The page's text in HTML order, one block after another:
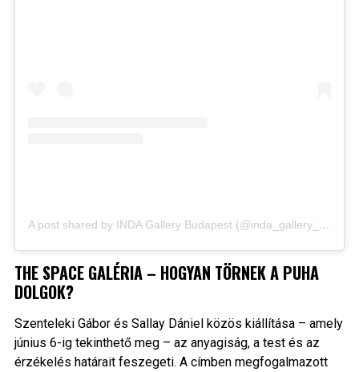
A post shared by INDA Gallery Budapest (@inda_gallery_budapest)
THE SPACE GALÉRIA – HOGYAN TÖRNEK A PUHA
DOLGOK?
Szenteleki Gábor és Sallay Dániel közös kiállítása – amely
június 6-ig tekinthető meg – az anyagiság, a test és az
érzékelés határait feszegeti. A címben megfogalmazott